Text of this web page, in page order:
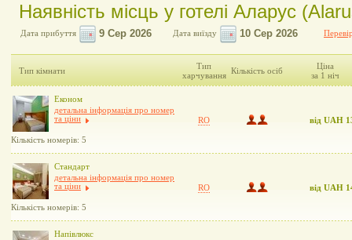
Наявність місць у готелі Аларус
Дата прибуття Дата виїзду
Тип кімнати
Тип
харчування Кількість осіб
Ціна
за 1 ніч
Економ
детальна інформація про номер
та ціни
Кількість номерів: 5
RO від UAH
Стандарт
детальна інформація про номер
та ціни
Кількість номерів: 5
RO від UAH
Напівлюкс